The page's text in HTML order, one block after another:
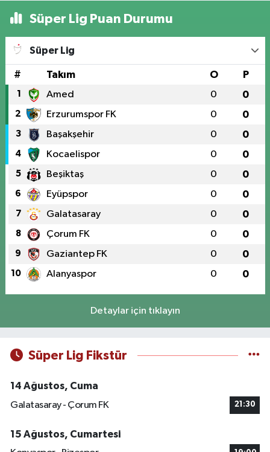
Süper Lig Puan Durumu
Süper Lig
# Takım O P
1 Amed 0 0
2 Erzurumspor FK 0 0
3 Başakşehir 0 0
4 Kocaelispor 0 0
5 Beşiktaş 0 0
6 Eyüpspor 0 0
7 Galatasaray 0 0
8 Çorum FK 0 0
9 Gaziantep FK 0 0
10 Alanyaspor 0 0
Detaylar için tıklayın
Süper Lig Fikstür
14 Ağustos, Cuma
Galatasaray - Çorum FK
21:30
15 Ağustos, Cumartesi